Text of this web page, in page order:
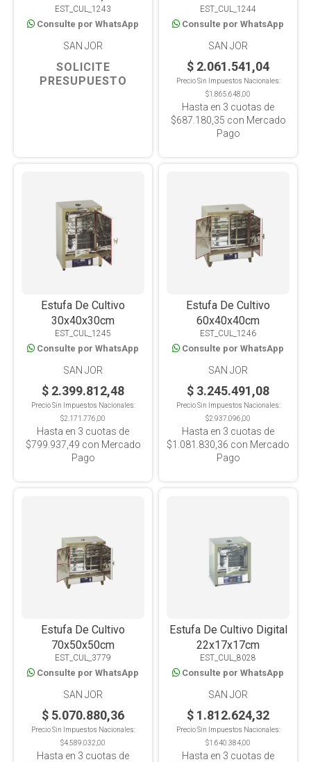
EST_CUL_1243
Consulte por WhatsApp
SAN JOR
SOLICITE
PRESUPUESTO
EST_CUL_1244
Consulte por WhatsApp
SAN JOR
$ 2.061.541,04
Precio Sin Impuestos Nacionales:
$1.865.648,00
Hasta en 3 cuotas de
$687.180,35 con Mercado
Pago
Estufa De Cultivo
30x40x30cm
EST_CUL_1245
Consulte por WhatsApp
SAN JOR
$ 2.399.812,48
Precio Sin Impuestos Nacionales:
$2.171.776,00
Hasta en 3 cuotas de
$799.937,49 con Mercado
Pago
Estufa De Cultivo
60x40x40cm
EST_CUL_1246
Consulte por WhatsApp
SAN JOR
$ 3.245.491,08
Precio Sin Impuestos Nacionales:
$2.937.096,00
Hasta en 3 cuotas de
$1.081.830,36 con Mercado
Pago
Estufa De Cultivo
70x50x50cm
EST_CUL_3779
Consulte por WhatsApp
SAN JOR
$ 5.070.880,36
Precio Sin Impuestos Nacionales:
$4.589.032,00
Hasta en 3 cuotas de
Estufa De Cultivo Digital
22x17x17cm
EST_CUL_8028
Consulte por WhatsApp
SAN JOR
$ 1.812.624,32
Precio Sin Impuestos Nacionales:
$1.640.384,00
Hasta en 3 cuotas de